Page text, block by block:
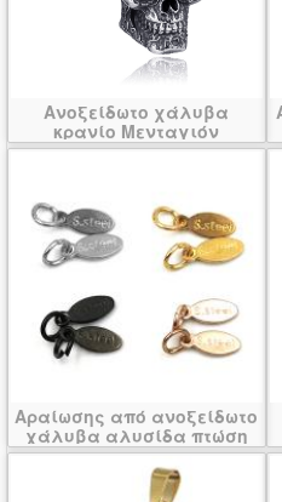
Ανοξείδωτο χάλυβα
κρανίο Μενταγιόν
Αραίωσης από ανοξείδωτο
χάλυβα αλυσίδα πτώση